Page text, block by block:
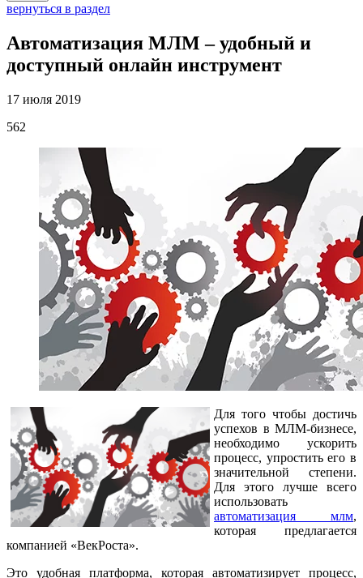
вернуться в раздел
Автоматизация МЛМ – удобный и
доступный онлайн инструмент
17 июля 2019
562
Для того чтобы достичь
успехов в МЛМ-бизнесе,
необходимо ускорить
процесс, упростить его в
значительной степени.
Для этого лучше всего
использовать
автоматизация млм,
которая предлагается
компанией «ВекРоста».
Это удобная платформа, которая автоматизирует процесс,